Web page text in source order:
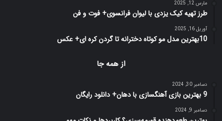
مارس 12, 2025
طرز تهیه کیک یزدی با لیوان فرانسوی+ فوت و فن
آوریل 16, 2025
10بهترین مدل مو کوتاه دخترانه تا گردن کره ای+ عکس
از همه جا
دسامبر 30, 2024
9 بهترین بازی آهنگسازی با دهان+ دانلود رایگان
دسامبر 9, 2024